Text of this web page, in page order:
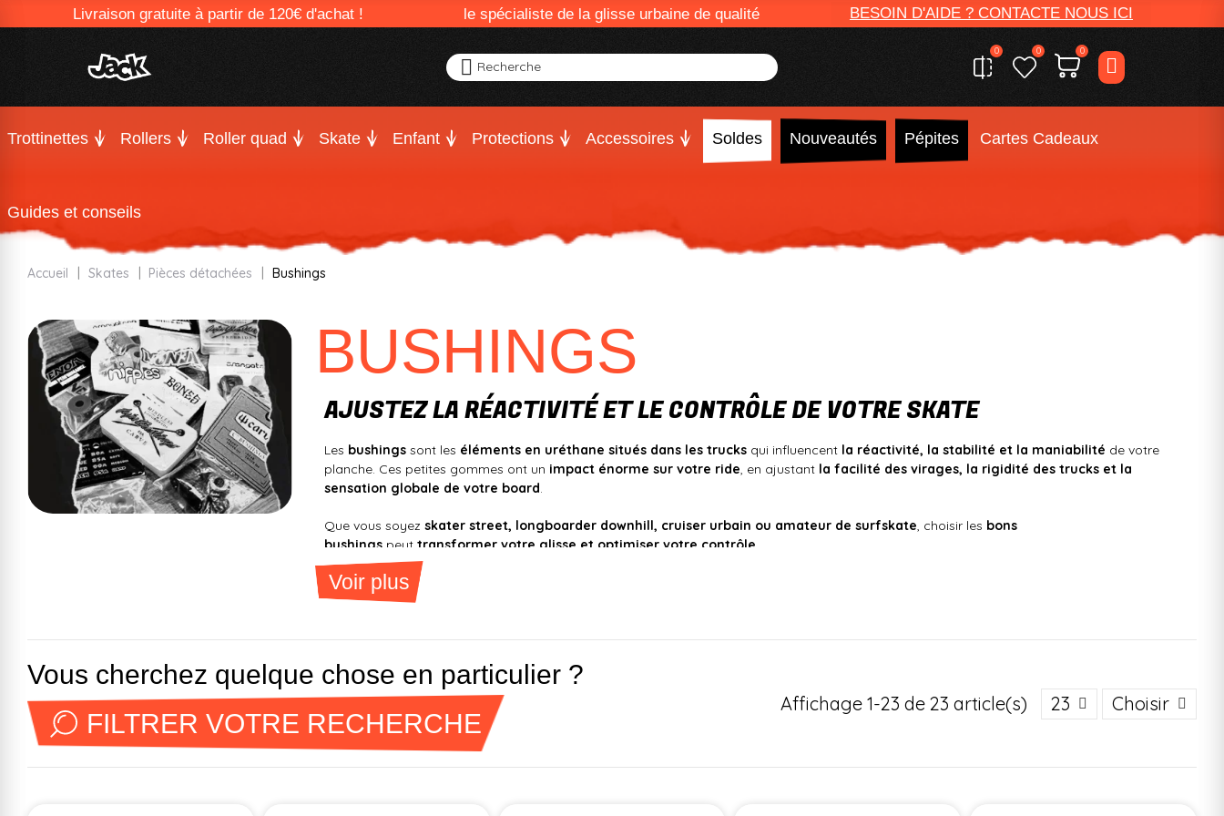
Livraison gratuite à partir de 120€ d'achat ! le spécialiste de la glisse urbaine de qualité BESOIN D'AIDE ? CONTACTE NOUS ICI
Recherche
0 0 0
Trottinettes Rollers Roller quad Skate Enfant Protections Accessoires Soldes Nouveautés Pépites Cartes Cadeaux
Guides et conseils
Accueil Skates Pièces détachées Bushings
BUSHINGS
AJUSTEZ LA RÉACTIVITÉ ET LE CONTRÔLE DE VOTRE SKATE
Les bushings sont les éléments en uréthane situés dans les trucks qui influencent la réactivité, la stabilité et la maniabilité de votre
planche. Ces petites gommes ont un impact énorme sur votre ride, en ajustant la facilité des virages, la rigidité des trucks et la
sensation globale de votre board.
Que vous soyezskater street, longboarder downhill, cruiser urbain ou amateur de surfskate, choisir les bons
bushings peuttransformer votre glisse et optimiser votre contrôle
ChezJack’nRoll
configuration parfaite
POURQUOI BIEN CHOISIR SES BUSHINGS DE SKATE ?
Impacte directement la maniabilité de votre board
Améliore la stabilité à haute vitesse : Un bon réglage de bushings évite les wobbles en descente.
Personnalisation complète de votre ride
Voir plus
Vous cherchez quelque chose en particulier ?
FILTRER VOTRE RECHERCHE
Affichage 1-23 de 23 article(s) 23 Choisir